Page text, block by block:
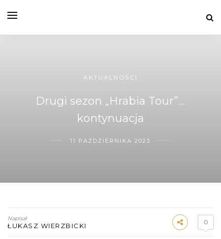
AKTUALNOŚCI
Drugi sezon „Hrabia Tour”…
kontynuacja
11 PAŹDZIERNIKA 2023
Napisał
ŁUKASZ WIERZBICKI 0